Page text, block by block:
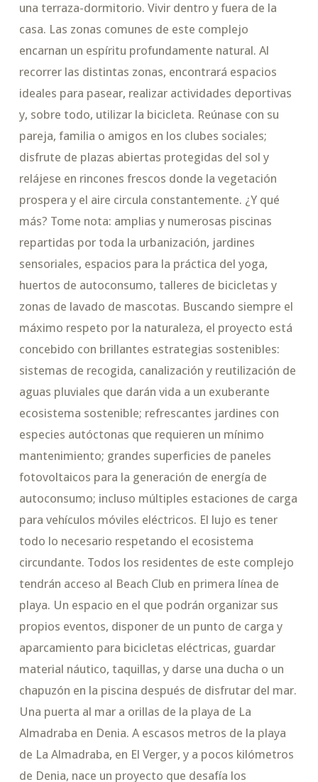
una terraza-dormitorio. Vivir dentro y fuera de la
casa. Las zonas comunes de este complejo
encarnan un espíritu profundamente natural. Al
recorrer las distintas zonas, encontrará espacios
ideales para pasear, realizar actividades deportivas
y, sobre todo, utilizar la bicicleta. Reúnase con su
pareja, familia o amigos en los clubes sociales;
disfrute de plazas abiertas protegidas del sol y
relájese en rincones frescos donde la vegetación
prospera y el aire circula constantemente. ¿Y qué
más? Tome nota: amplias y numerosas piscinas
repartidas por toda la urbanización, jardines
sensoriales, espacios para la práctica del yoga,
huertos de autoconsumo, talleres de bicicletas y
zonas de lavado de mascotas. Buscando siempre el
máximo respeto por la naturaleza, el proyecto está
concebido con brillantes estrategias sostenibles:
sistemas de recogida, canalización y reutilización de
aguas pluviales que darán vida a un exuberante
ecosistema sostenible; refrescantes jardines con
especies autóctonas que requieren un mínimo
mantenimiento; grandes superficies de paneles
fotovoltaicos para la generación de energía de
autoconsumo; incluso múltiples estaciones de carga
para vehículos móviles eléctricos. El lujo es tener
todo lo necesario respetando el ecosistema
circundante. Todos los residentes de este complejo
tendrán acceso al Beach Club en primera línea de
playa. Un espacio en el que podrán organizar sus
propios eventos, disponer de un punto de carga y
aparcamiento para bicicletas eléctricas, guardar
material náutico, taquillas, y darse una ducha o un
chapuzón en la piscina después de disfrutar del mar.
Una puerta al mar a orillas de la playa de La
Almadraba en Denia. A escasos metros de la playa
de La Almadraba, en El Verger, y a pocos kilómetros
de Denia, nace un proyecto que desafía los